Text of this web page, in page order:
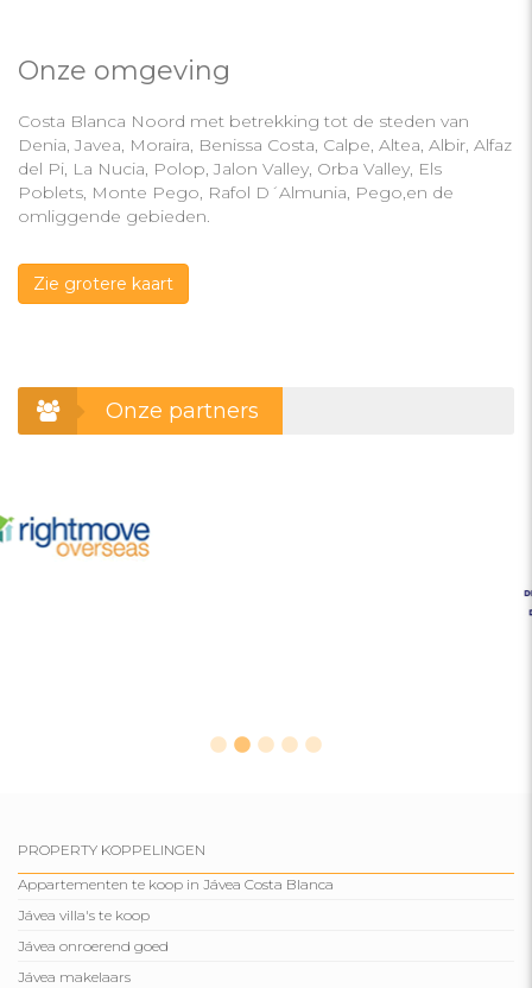
Onze omgeving
Costa Blanca Noord met betrekking tot de steden van
Denia, Javea, Moraira, Benissa Costa, Calpe, Altea, Albir, Alfaz
del Pi, La Nucia, Polop, Jalon Valley, Orba Valley, Els
Poblets, Monte Pego, Rafol D´Almunia, Pego,en de
omliggende gebieden.
Zie grotere kaart
Onze partners
PROPERTY KOPPELINGEN
Appartementen te koop in Jávea Costa Blanca
Jávea villa's te koop
Jávea onroerend goed
Jávea makelaars